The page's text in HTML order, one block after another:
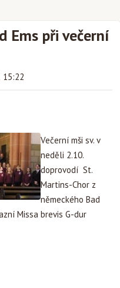
Ems při večerní
15:22
Večerní mši sv. v
neděli 2.10.
doprovodí St.
Martins-Chor z
německého Bad
Missa brevis G-dur